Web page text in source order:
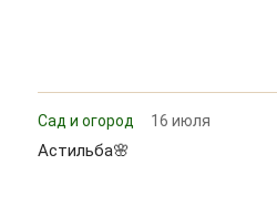
Сад и огород 16 июля
Астильба🌸